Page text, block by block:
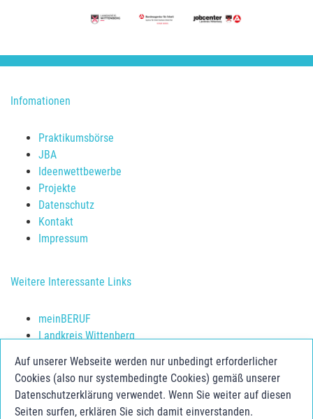
Auf unserer Webseite werden nur unbedingt erforderlicher
Cookies (also nur systembedingte Cookies) gemäß unserer
Datenschutzerklärung verwendet. Wenn Sie weiter auf diesen
Seiten surfen, erklären Sie sich damit einverstanden.
Infomationen
Praktikumsbörse
JBA
Ideenwettbewerbe
Projekte
Datenschutz
Kontakt
Impressum
Weitere Interessante Links
meinBERUF
Landkreis Wittenberg
Jugendberufsagentur Anhalt-Bitterfeld
Jugend.Berufs.Zentrum Dessau-Roßlau